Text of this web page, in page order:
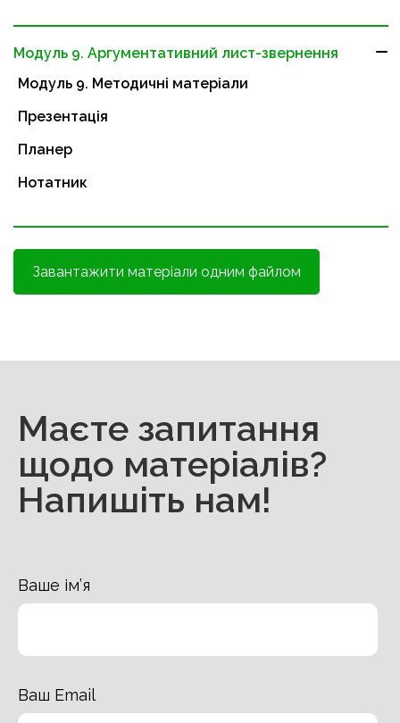
Модуль 9. Аргументативний лист-звернення
Модуль 9. Методичні матеріали
Презентація
Планер
Нотатник
Завантажити матеріали одним файлом
Маєте запитання
щодо матеріалів?
Напишіть нам!
Ваше ім’я
Ваш Email